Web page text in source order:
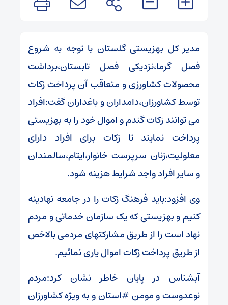
مدیر کل بهزیستی گلستان با توجه به شروع
فصل گرما،نزدیکی فصل تابستان،برداشت
محصولات کشاورزی و متعاقب آن پرداخت زکات
توسط کشاورزان،دامداران و باغداران گفت:افراد
می توانند زکات گندم و اموال خود را به بهزیستی
پرداخت نمایند تا زکات برای افراد دارای
معلولیت،زنان سرپرست خانوار،ایتام،سالمندان
و سایر افراد واجد شرایط هزینه شود.
وی افزود:باید فرهنگ زکات را در جامعه نهادینه
کنیم و بهزیستی که یک سازمان خدماتی و مردم
نهاد است را از طریق مشارکتهای مردمی بالاخص
از طریق پرداخت زکات اموال یاری نمائیم.
آبشناس در پایان خاطر نشان کرد:مردم
نوعدوست و مومن #استان و به ویژه کشاورزان